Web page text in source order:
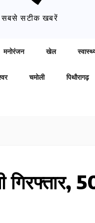
सटीक खबरें
मनोरंजन खेल
चमोली पिथौरागढ़
गिरफ्तार,